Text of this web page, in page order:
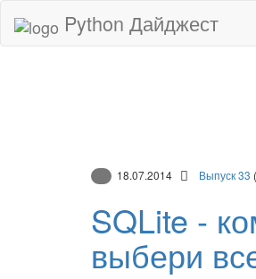
Python Дайджест
18.07.2014 Выпуск 33
SQLite -
выбери